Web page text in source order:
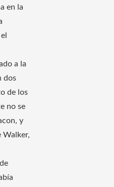
en la
a la
dos
de los
no se
y
Walker,